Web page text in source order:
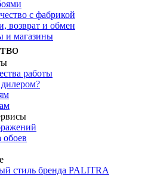
с фабрикой
возврат и обмен
и магазины
работы
стиль бренда PALITRA